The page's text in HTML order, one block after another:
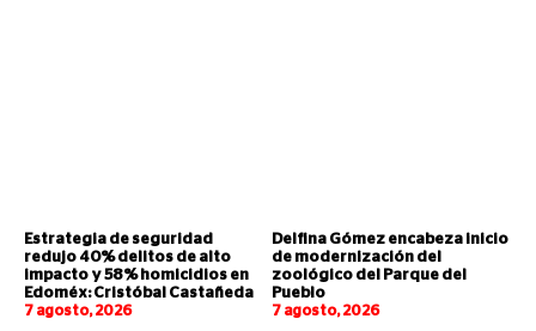
Estrategia de seguridad
redujo 40% delitos de alto
impacto y 58% homicidios en
Edoméx: Cristóbal Castañeda
7 agosto, 2026
Delfina Gómez encabeza inicio
de modernización del
zoológico del Parque del
Pueblo
7 agosto, 2026